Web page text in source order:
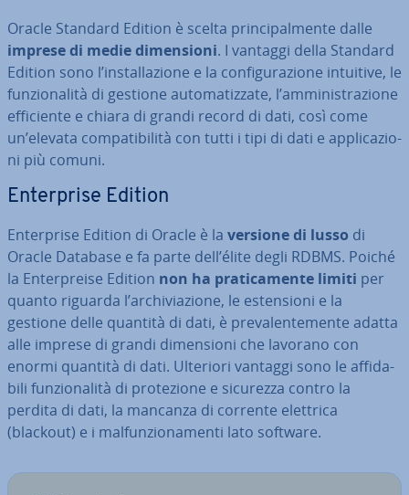
Oracle Standard Edition è scelta prin­ci­pal­men­te dalle
imprese di medie di­men­sio­ni. I vantaggi della Standard
Edition sono l’in­stal­la­zio­ne e la con­fi­gu­ra­zio­ne intuitive, le
fun­zio­na­li­tà di gestione au­to­ma­tiz­za­te, l’am­mi­ni­stra­zio­ne
ef­fi­cien­te e chiara di grandi record di dati, così come
un’elevata com­pa­ti­bi­li­tà con tutti i tipi di dati e ap­pli­ca­zio­
ni più comuni.
En­ter­pri­se Edition
En­ter­pri­se Edition di Oracle è la versione di lusso di
Oracle Database e fa parte dell’élite degli RDBMS. Poiché
la En­ter­prei­se Edition non ha pra­ti­ca­men­te limiti per
quanto riguarda l’ar­chi­via­zio­ne, le esten­sio­ni e la
gestione delle quantità di dati, è pre­va­len­te­men­te adatta
alle imprese di grandi di­men­sio­ni che lavorano con
enormi quantità di dati. Ulteriori vantaggi sono le af­fi­da­
bi­li fun­zio­na­li­tà di pro­te­zio­ne e sicurezza contro la
perdita di dati, la mancanza di corrente elettrica
(blackout) e i mal­fun­zio­na­men­ti lato software.